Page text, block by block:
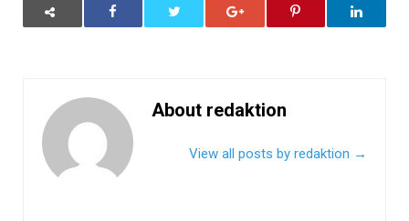
About redaktion
View all posts by redaktion →